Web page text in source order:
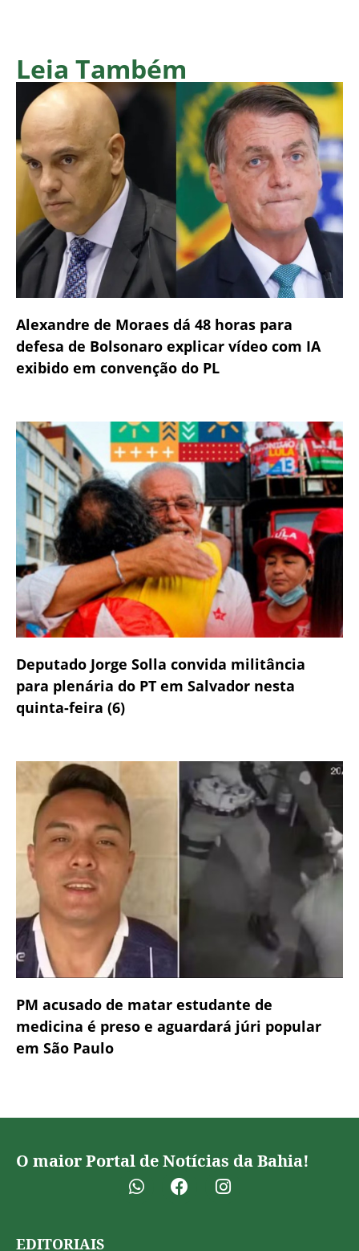
Leia Também
Alexandre de Moraes dá 48 horas para
defesa de Bolsonaro explicar vídeo com IA
exibido em convenção do PL
Deputado Jorge Solla convida militância
para plenária do PT em Salvador nesta
quinta-feira (6)
PM acusado de matar estudante de
medicina é preso e aguardará júri popular
em São Paulo
O maior Portal de Notícias da Bahia!
EDITORIAIS